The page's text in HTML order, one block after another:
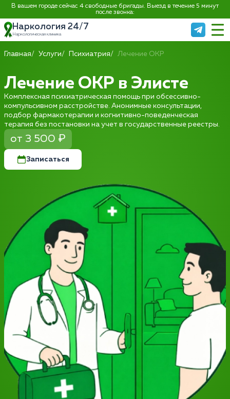
В вашем городе сейчас 4 свободные бригады. Выезд в течение 5 минут
после звонка:
Наркология 24/7
Наркологическая клиника
Главная Услуги Психиатрия Лечение ОКР
Лечение ОКР в Элисте
Комплексная психиатрическая помощь при обсессивно-
компульсивном расстройстве. Анонимные консультации,
подбор фармакотерапии и когнитивно-поведенческая
терапия без постановки на учет в государственные реестры.
от 3 500 ₽
Записаться